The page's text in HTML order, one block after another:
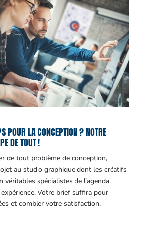
POUR LA CONCEPTION ? NOTRE
DE TOUT !
de tout problème de conception,
au studio graphique dont les créatifs
véritables spécialistes de l’agenda.
Votre brief suffira pour
et combler votre satisfaction.